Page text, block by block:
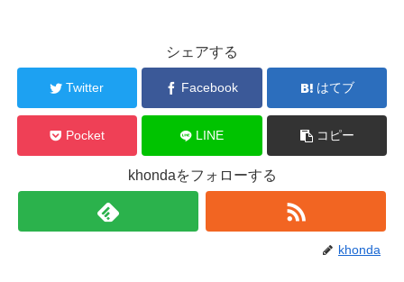
シェアする
Twitter Facebook はてブ
Pocket LINE コピー
khondaをフォローする
khonda